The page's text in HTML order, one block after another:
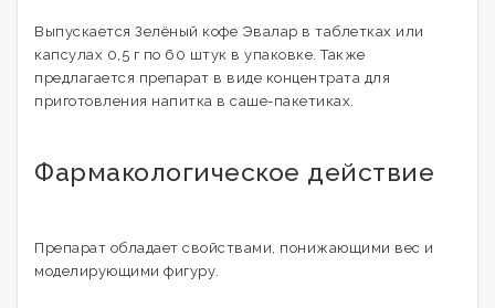
Выпускается Зелёный кофе Эвалар в таблетках или
капсулах 0,5 г по 60 штук в упаковке. Также
предлагается препарат в виде концентрата для
приготовления напитка в саше-пакетиках.
Фармакологическое действие
Препарат обладает свойствами, понижающими вес и
моделирующими фигуру.